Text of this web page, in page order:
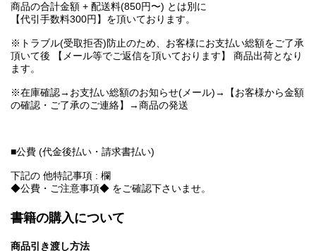
商品の合計金額 + 配送料(850円〜) とは別に
【代引手数料300円】を頂いております。
※トラブル(受取拒否)防止のため、お客様にお支払い総額をご了承
頂いて後 【メール等でご返信を頂いております】 商品出荷となり
ます。
※在庫確認→お支払い総額のお知らせ(メール)→【お客様から金額
の確認・ご了承のご連絡】→商品の発送
■公費 (代金後払い・請求書払い)
下記の 他特記事項 : 欄
◆公費・ご注意事項◆ をご確認下さいませ。
書籍の購入について
商品引き渡し方法